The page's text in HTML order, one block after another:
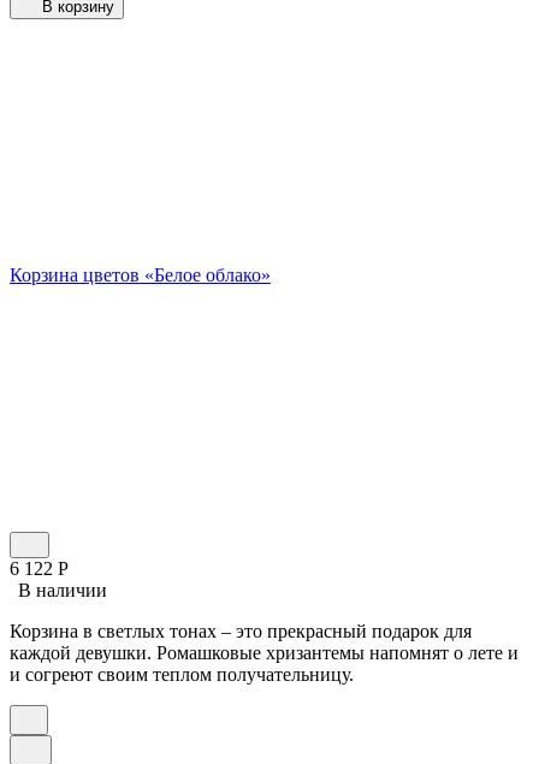
В корзину
Корзина цветов «Белое облако»
6 122 Р
В наличии
Корзина в светлых тонах – это прекрасный подарок для
каждой девушки. Ромашковые хризантемы напомнят о лете и
и согреют своим теплом получательницу.